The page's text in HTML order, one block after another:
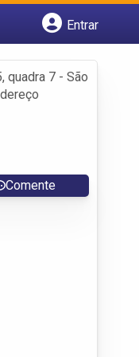
Entrar
quadra 7 - São
Comente